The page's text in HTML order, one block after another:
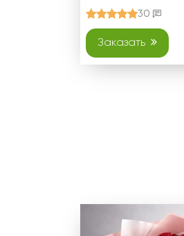
30
Заказать